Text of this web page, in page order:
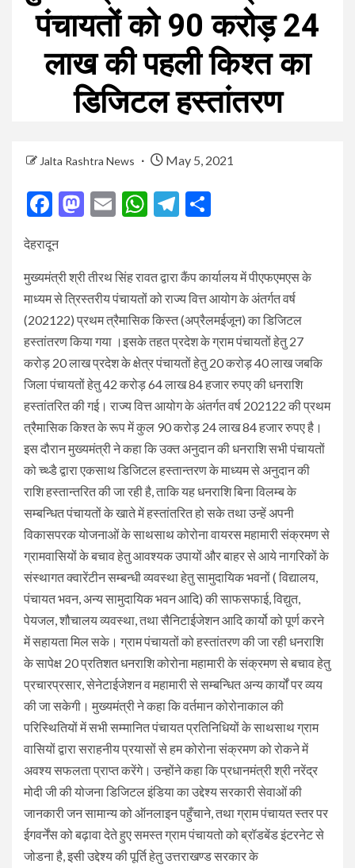
पंचायतों को 90 करोड़ 24
लाख की पहली किश्त का
डिजिटल हस्तांतरण
Jalta Rashtra News May 5, 2021
Facebook
Mastodon
EmailWhatsApp
Telegram
देहरादून
मुख्यमंत्री श्री तीरथ सिंह रावत द्वारा कैंप कार्यालय में पीएफएमएस के
माध्यम से त्रिस्तरीय पंचायतों को राज्य वित्त आयोग के अंतर्गत वर्ष
(202122) प्रथम त्रैमासिक किस्त (अप्रैलमईजून) का डिजिटल
हस्तांतरण किया गया ।इसके तहत प्रदेश के ग्राम पंचायतों हेतु 27
करोड़ 20 लाख प्रदेश के क्षेत्र पंचायतों हेतु 20 करोड़ 40 लाख जबकि
जिला पंचायतों हेतु 42 करोड़ 64 लाख 84 हजार रुपए की धनराशि
हस्तांतरित की गई। राज्य वित्त आयोग के अंतर्गत वर्ष 202122 की प्रथम
त्रैमासिक किश्त के रूप में कुल 90 करोड़ 24 लाख 84 हजार रुपए है।
इस दौरान मुख्यमंत्री ने कहा कि उक्त अनुदान की धनराशि सभी पंचायतों
को च्थ्डै द्वारा एकसाथ डिजिटल हस्तान्तरण के माध्यम से अनुदान की
राशि हस्तान्तरित की जा रही है, ताकि यह धनराशि बिना विलम्ब के
सम्बन्धित पंचायतों के खाते में हस्तांतरित हो सके तथा उन्हें अपनी
विकासपरक योजनाओं के साथसाथ कोरोना वायरस महामारी संक्रमण से
ग्रामवासियों के बचाव हेतु आवश्यक उपायों और बाहर से आये नागरिकों के
संस्थागत क्वारेंटीन सम्बन्धी व्यवस्था हेतु सामुदायिक भवनों ( विद्यालय,
पंचायत भवन, अन्य सामुदायिक भवन आदि) की साफसफाई, विद्युत,
पेयजल, शौचालय व्यवस्था, तथा सैनिटाईजेशन आदि कार्यो को पूर्ण करने
में सहायता मिल सके। ग्राम पंचायतों को हस्तांतरण की जा रही धनराशि
के सापेक्ष 20 प्रतिशत धनराशि कोरोना महामारी के संक्रमण से बचाव हेतु
प्रचारप्रसार, सेनेटाईजेशन व महामारी से सम्बन्धित अन्य कार्यों पर व्यय
की जा सकेगी। मुख्यमंत्री ने कहा कि वर्तमान कोरोनाकाल की
परिस्थितियों में सभी सम्मानित पंचायत प्रतिनिधियों के साथसाथ ग्राम
वासियों द्वारा सराहनीय प्रयासों से हम कोरोना संक्रमण को रोकने में
अवश्य सफलता प्राप्त करेंगे। उन्होंने कहा कि प्रधानमंत्री श्री नरेंद्र
मोदी जी की योजना डिजिटल इंडिया का उद्देश्य सरकारी सेवाओं की
जानकारी जन सामान्य को ऑनलाइन पहुँचाने, तथा ग्राम पंचायत स्तर पर
ईगवर्नेंस को बढ़ावा देते हुए समस्त ग्राम पंचायतो को ब्रॉडबेंड इंटरनेट से
जोडना है, इसी उद्देश्य की पूर्ति हेतु उत्तराखण्ड सरकार के